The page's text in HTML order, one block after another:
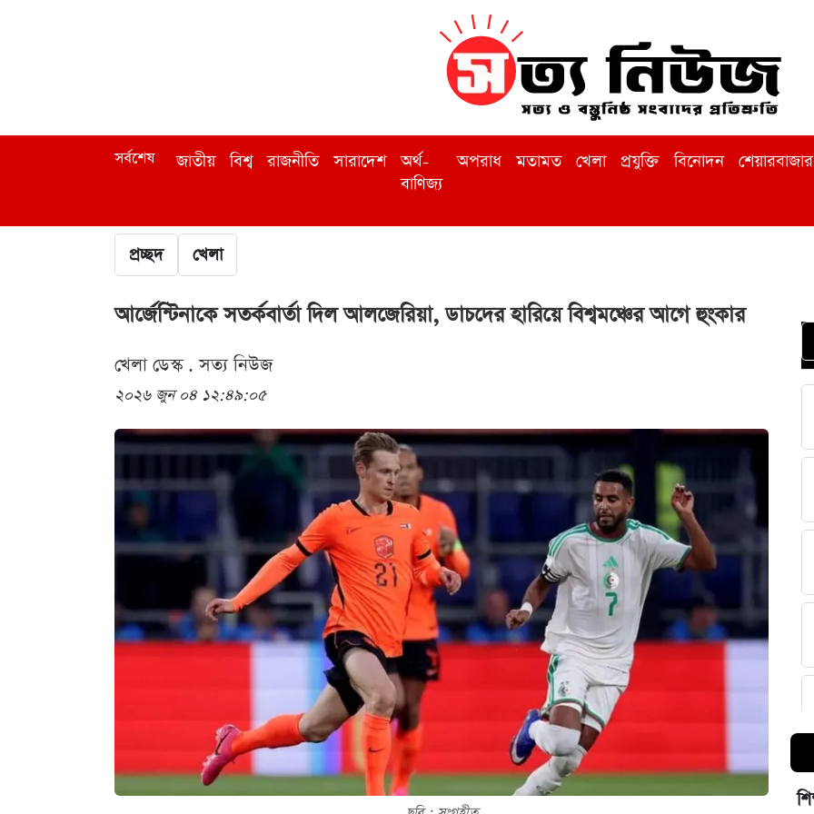
সর্বশেষ জাতীয় বিশ্ব রাজনীতি সারাদেশ
অর্থ-
বাণিজ্য
অপরাধ মতামত খেলা প্রযুক্তি বিনোদন শেয়ারবাজার
প্রচ্ছদ খেলা
আর্জেন্টিনাকে সতর্কবার্তা দিল আলজেরিয়া, ডাচদের হারিয়ে বিশ্বমঞ্চের আগে হুংকার
খেলা ডেস্ক . সত্য নিউজ
২০২৬ জুন ০৪ ১২:৪৯:০৫